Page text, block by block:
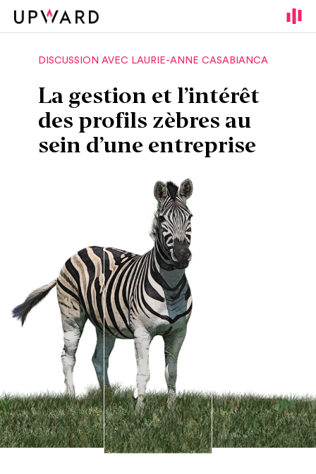
DISCUSSION AVEC LAURIE-ANNE CASABIANCA
La gestion et l’intérêt
des profils zèbres au
sein d’une entreprise